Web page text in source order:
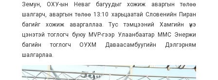
Земун, ОХУ-ын Неваг багуудыг хожиж аваргын төлөө
шалгарч, аваргын төлөө 13:10 харьцаатай Словенийн Пиран
багийг хожиж аваргаллаа. Тус тэмцээний Хамгийн үнэ
цэнэтэй тоглогч буюу MVP-гээр Улаанбаатар ММС Энержи
багийн тоглогч ОУХМ Даваасамбуугийн Дэлгэрням
шалгарлаа.